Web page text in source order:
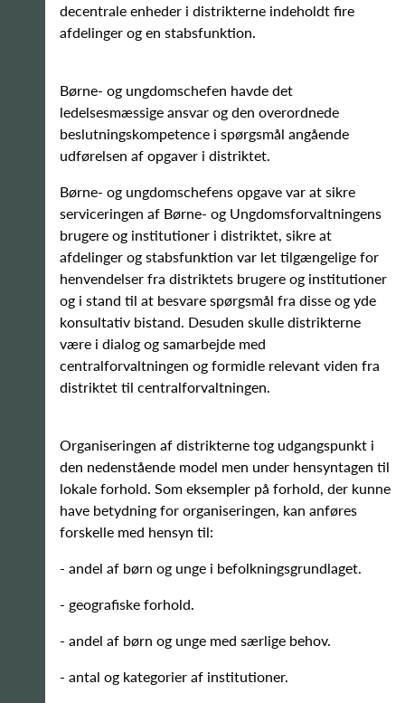
decentrale enheder i distrikterne indeholdt fire
afdelinger og en stabsfunktion.
Børne- og ungdomschefen havde det
ledelsesmæssige ansvar og den overordnede
beslutningskompetence i spørgsmål angående
udførelsen af opgaver i distriktet.
Børne- og ungdomschefens opgave var at sikre
serviceringen af Børne- og Ungdomsforvaltningens
brugere og institutioner i distriktet, sikre at
afdelinger og stabsfunktion var let tilgængelige for
henvendelser fra distriktets brugere og institutioner
og i stand til at besvare spørgsmål fra disse og yde
konsultativ bistand. Desuden skulle distrikterne
være i dialog og samarbejde med
centralforvaltningen og formidle relevant viden fra
distriktet til centralforvaltningen.
Organiseringen af distrikterne tog udgangspunkt i
den nedenstående model men under hensyntagen til
lokale forhold. Som eksempler på forhold, der kunne
have betydning for organiseringen, kan anføres
forskelle med hensyn til:
- andel af børn og unge i befolkningsgrundlaget.
- geografiske forhold.
- andel af børn og unge med særlige behov.
- antal og kategorier af institutioner.